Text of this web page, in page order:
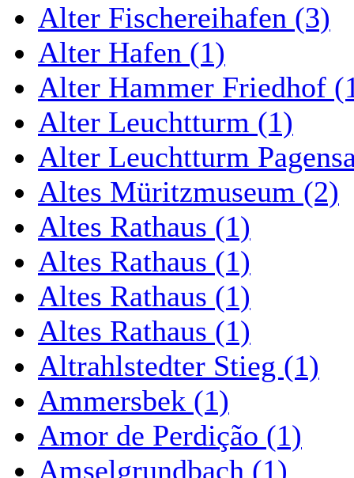
Alter Fischereihafen (3)
Alter Hafen (1)
Alter Hammer Friedhof
Alter Leuchtturm (1)
Alter Leuchtturm
Altes Müritzmuseum (2)
Altes Rathaus (1)
Altes Rathaus (1)
Altes Rathaus (1)
Altes Rathaus (1)
Altrahlstedter Stieg (1)
Ammersbek (1)
Amor de Perdição (1)
Amselgrundbach (1)